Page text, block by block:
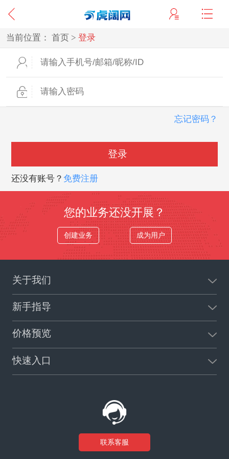
当前位置： 首页 > 登录
忘记密码？
登录
还没有账号？ 免费注册
您的业务还没开展？
创建业务 成为用户
关于我们
新手指导
价格预览
快速入口
联系客服